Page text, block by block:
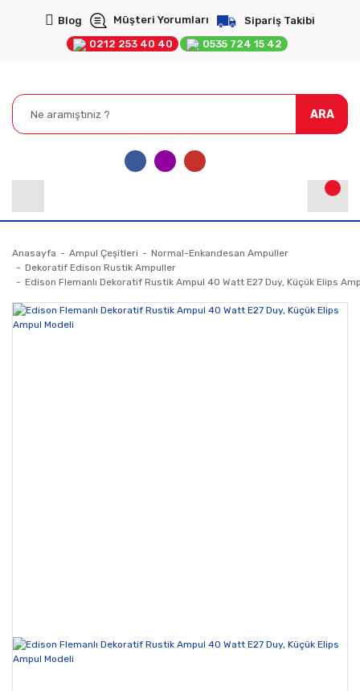
Blog Müşteri Yorumları
Sipariş Takibi
0212 253 40 40
0535 724 15 42
ARA
Anasayfa Ampul Çeşitleri
Normal-Enkandesan Ampuller
Dekoratif Edison Rustik Ampuller
Edison Flemanlı Dekoratif Rustik Ampul 40 Watt E27 Duy, Küçük Elips